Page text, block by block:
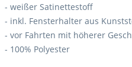
- weißer Satinettestoff
- inkl. Fensterhalter aus
- vor Fahrten mit höherer
- 100% Polyester